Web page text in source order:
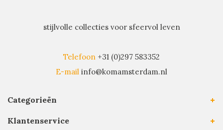
stijlvolle collecties voor sfeervol leven
Telefoon +31 (0)297 583352
E-mail info@komamsterdam.nl
Categorieën
Klantenservice